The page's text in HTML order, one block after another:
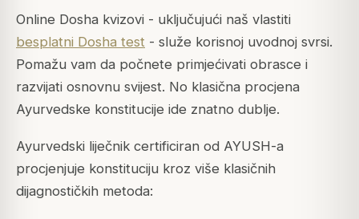
Online Dosha kvizovi - uključujući naš vlastiti
besplatni Dosha test - služe korisnoj uvodnoj svrsi.
Pomažu vam da počnete primjećivati obrasce i
razvijati osnovnu svijest. No klasična procjena
Ayurvedske konstitucije ide znatno dublje.
Ayurvedski liječnik certificiran od AYUSH-a
procjenjuje konstituciju kroz više klasičnih
dijagnostičkih metoda: